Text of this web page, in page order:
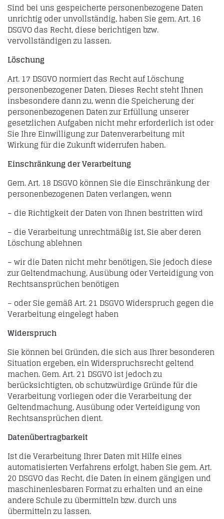
Sind bei uns gespeicherte personenbezogene Daten
unrichtig oder unvollständig, haben Sie gem. Art. 16
DSGVO das Recht, diese berichtigen bzw.
vervollständigen zu lassen.
Löschung
Art. 17 DSGVO normiert das Recht auf Löschung
personenbezogener Daten. Dieses Recht steht Ihnen
insbesondere dann zu, wenn die Speicherung der
personenbezogenen Daten zur Erfüllung unserer
gesetzlichen Aufgaben nicht mehr erforderlich ist oder
Sie Ihre Einwilligung zur Datenverarbeitung mit
Wirkung für die Zukunft widerrufen haben.
Einschränkung der Verarbeitung
Gem. Art. 18 DSGVO können Sie die Einschränkung der
personenbezogenen Daten verlangen, wenn
– die Richtigkeit der Daten von Ihnen bestritten wird
– die Verarbeitung unrechtmäßig ist, Sie aber deren
Löschung ablehnen
– wir die Daten nicht mehr benötigen, Sie jedoch diese
zur Geltendmachung, Ausübung oder Verteidigung von
Rechtsansprüchen benötigen
– oder Sie gemäß Art. 21 DSGVO Widerspruch gegen die
Verarbeitung eingelegt haben
Widerspruch
Sie können bei Gründen, die sich aus Ihrer besonderen
Situation ergeben, ein Widerspruchsrecht geltend
machen. Gem. Art. 21 DSGVO ist jedoch zu
berücksichtigten, ob schutzwürdige Gründe für die
Verarbeitung vorliegen oder die Verarbeitung der
Geltendmachung, Ausübung oder Verteidigung von
Rechtsansprüchen dient.
Datenübertragbarkeit
Ist die Verarbeitung Ihrer Daten mit Hilfe eines
automatisierten Verfahrens erfolgt, haben Sie gem. Art.
20 DSGVO das Recht, die Daten in einem gängigen und
maschinenlesbaren Format zu erhalten und an eine
andere Schule zu übermitteln bzw. durch uns
übermitteln zu lassen.